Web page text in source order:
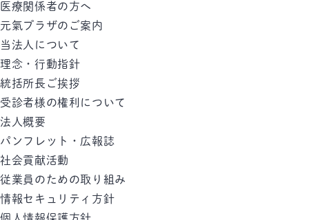
医療関係者の方へ
元氣プラザのご案内
当法人について
理念・行動指針
統括所長ご挨拶
受診者様の権利について
法人概要
パンフレット・広報誌
社会貢献活動
従業員のための取り組み
情報セキュリティ方針